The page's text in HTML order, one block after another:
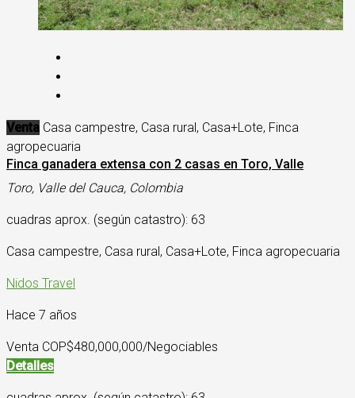
Venta Casa campestre, Casa rural, Casa+Lote, Finca
agropecuaria
Finca ganadera extensa con 2 casas en Toro, Valle
Toro, Valle del Cauca, Colombia
cuadras aprox. (según catastro): 63
Casa campestre, Casa rural, Casa+Lote, Finca agropecuaria
Nidos Travel
Hace 7 años
Venta COP$480,000,000/Negociables
Detalles